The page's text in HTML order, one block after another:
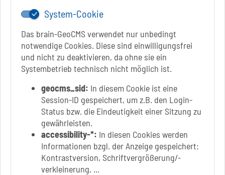
System-Cookie
Das brain-GeoCMS verwendet nur unbedingt
notwendige Cookies. Diese sind einwilligungsfrei
und nicht zu deaktivieren, da ohne sie ein
Systembetrieb technisch nicht möglich ist.
geocms_sid: In diesem Cookie ist eine
Session-ID gespeichert, um z.B. den Login-
Status bzw. die Eindeutigkeit einer Sitzung zu
gewährleisten.
accessibility-*: In diesen Cookies werden
Informationen bzgl. der Anzeige gespeichert:
Kontrastversion, Schriftvergrößerung/-
verkleinerung, ...
www.schoenebeck.de
Mo.: 13 Uhr - 15 Uhr
Di.: 9 Uhr - 11.30 Uhr
13 Uhr - 18 Uhr
Do.: 9 Uhr - 11.30 Uhr
Fr.: nach Vereinbarung
Link zur Google-Maps Navigation
SOLEPARK Schönebeck/Bad Salzelmen
Eigenbetrieb der Stadt Schönebeck (Elbe)
Badepark 1
39218 Schönebeck (Elbe)